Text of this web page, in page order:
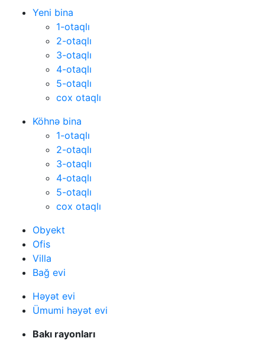
Yeni bina
1-otaqlı
2-otaqlı
3-otaqlı
4-otaqlı
5-otaqlı
cox otaqlı
Köhnə bina
1-otaqlı
2-otaqlı
3-otaqlı
4-otaqlı
5-otaqlı
cox otaqlı
Obyekt
Ofis
Villa
Bağ evi
Həyət evi
Ümumi həyət evi
Bakı rayonları